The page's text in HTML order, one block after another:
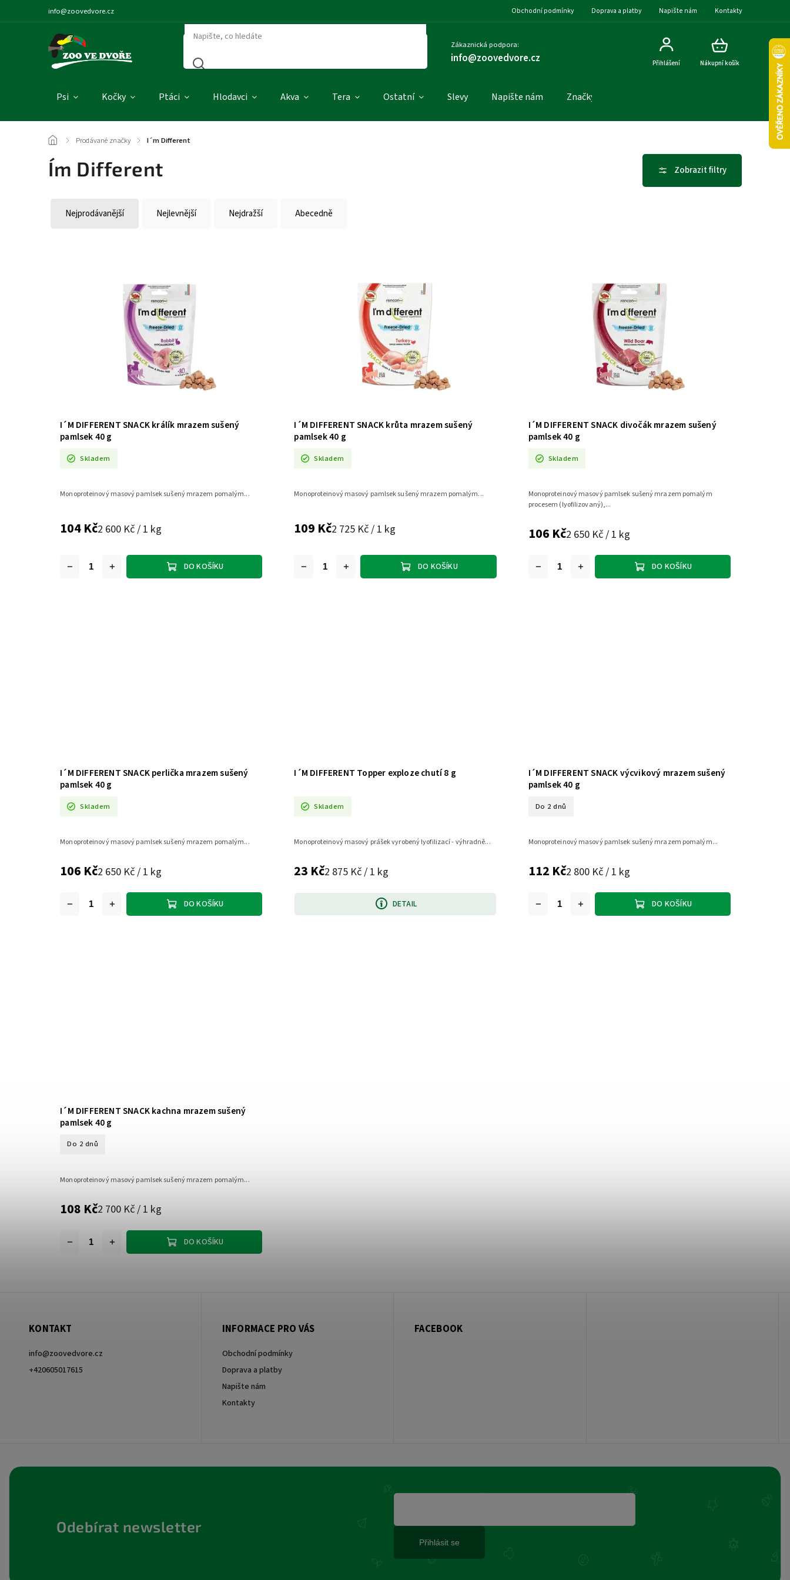
info@zoovedvore.cz Obchodní podmínky Doprava a platby Napište nám Kontakty
Zákaznická podpora:
info@zoovedvore.cz Nákupní košík
Přihlášení
Psi Kočky Ptáci Hlodavci Akva Tera Ostatní Slevy Napište nám Značky
/ Prodávané značky / I´m Different
I´m Different
Nejprodávanější Nejlevnější Nejdražší Abecedně
I´M DIFFERENT SNACK králík mrazem sušený
pamlsek 40 g
Skladem
104 Kč2 600 Kč / 1 kg
DO KOŠÍKU
Monoproteinový masový pamlsek sušený mrazem pomalým...
I´M DIFFERENT SNACK krůta mrazem sušený
pamlsek 40 g
Skladem
109 Kč2 725 Kč / 1 kg
DO KOŠÍKU
Monoproteinový masový pamlsek sušený mrazem pomalým...
I´M DIFFERENT SNACK divočák mrazem sušený
pamlsek 40 g
Skladem
106 Kč2 650 Kč / 1 kg
DO KOŠÍKU
Monoproteinový masový pamlsek sušený mrazem pomalým
procesem (lyofilizovaný),...
I´M DIFFERENT SNACK perlička mrazem sušený
pamlsek 40 g
Skladem
106 Kč2 650 Kč / 1 kg
DO KOŠÍKU
Monoproteinový masový pamlsek sušený mrazem pomalým...
I´M DIFFERENT Topper exploze chutí 8 g
Skladem
23 Kč2 875 Kč / 1 kg
DETAIL
Monoproteinový masový prášek vyrobený lyofilizací - výhradně...
I´M DIFFERENT SNACK výcvikový mrazem sušený
pamlsek 40 g
Do 2 dnů
112 Kč2 800 Kč / 1 kg
DO KOŠÍKU
Monoproteinový masový pamlsek sušený mrazem pomalým...
I´M DIFFERENT SNACK kachna mrazem sušený
pamlsek 40 g
Do 2 dnů
108 Kč2 700 Kč / 1 kg
DO KOŠÍKU
Monoproteinový masový pamlsek sušený mrazem pomalým...
KONTAKT
info@zoovedvore.cz
+420605017615
INFORMACE PRO VÁS
Obchodní podmínky
Doprava a platby
Napište nám
Kontakty
Odebírat newsletter
Přihlásit se
FACEBOOK